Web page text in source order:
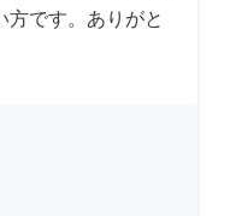
方です。ありがと